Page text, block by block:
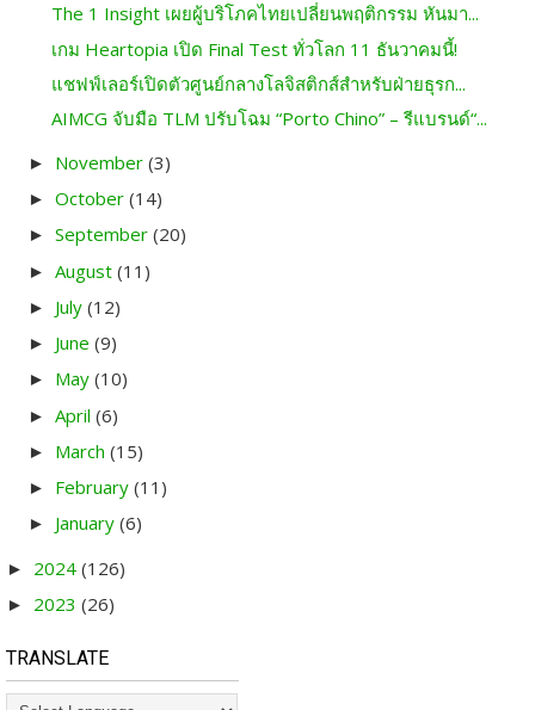
The 1 Insight เผยผู้บริโภคไทยเปลี่ยนพฤติกรรม หันมา...
เกม Heartopia เปิด Final Test ทั่วโลก 11 ธันวาคมนี้!
แชฟฟ์เลอร์เปิดตัวศูนย์กลางโลจิสติกส์สำหรับฝ่ายธุรก...
AIMCG จับมือ TLM ปรับโฉม “Porto Chino” – รีแบรนด์“...
► November (3)
► October (14)
► September (20)
► August (11)
► July (12)
► June (9)
► May (10)
► April (6)
► March (15)
► February (11)
► January (6)
► 2024 (126)
► 2023 (26)
TRANSLATE